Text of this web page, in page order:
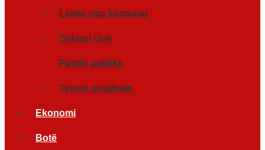
Lajme nga komunat
Sektori civil
Partitë politike
Tekste origjinale
Ekonomi
Botë